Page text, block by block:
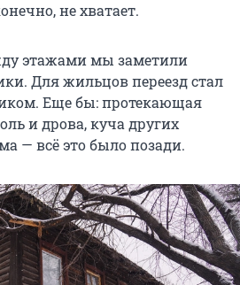
не хватает.
этажами мы заметили
Для жильцов переезд стал
Еще бы: протекающая
и дрова, куча других
— всё это было позади.